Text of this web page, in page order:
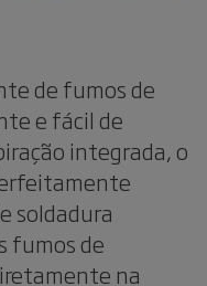
de fumos de
e fácil de
integrada, o
soldadura
fumos de
na